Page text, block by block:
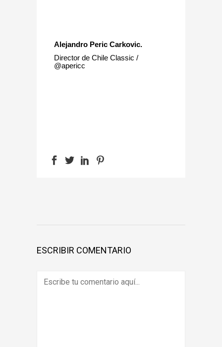
Alejandro Peric Carkovic.
Director de Chile Classic /
@apericc
ESCRIBIR COMENTARIO